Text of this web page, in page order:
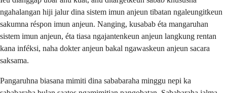
ngahalangan hiji jalur dina sistem imun anjeun tibatan ngaleungitkeun
sakumna réspon imun anjeun. Nanging, kusabab éta mangaruhan
sistem imun anjeun, éta tiasa ngajantenkeun anjeun langkung rentan
kana inféksi, naha dokter anjeun bakal ngawaskeun anjeun sacara
saksama.
Pangaruhna biasana mimiti dina sababaraha minggu nepi ka